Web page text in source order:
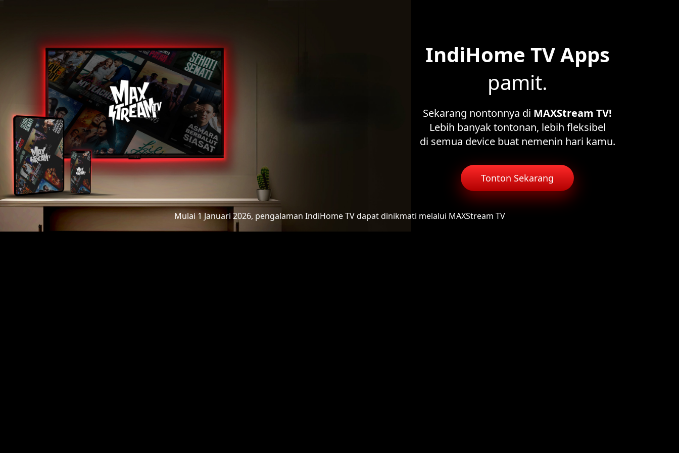
IndiHome TV Apps
pamit.
Sekarang nontonnya di MAXStream TV!
Lebih banyak tontonan, lebih fleksibel
di semua device buat nemenin hari kamu.
Tonton Sekarang
Mulai 1 Januari 2026, pengalaman IndiHome TVdapat dinikmati melalui MAXStream TV